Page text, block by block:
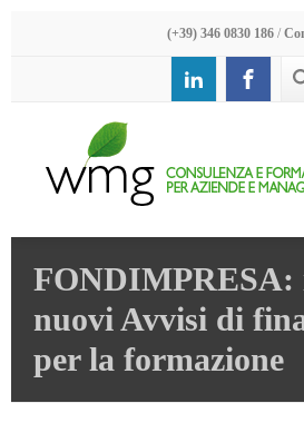
(+39) 346 0830 186 /
FONDIMPRESA:
nuovi Avvisi di
per la formazione